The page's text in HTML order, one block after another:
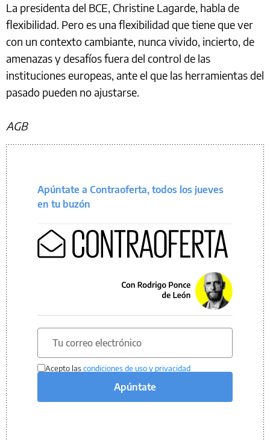
La presidenta del BCE, Christine Lagarde, habla de
flexibilidad. Pero es una flexibilidad que tiene que ver
con un contexto cambiante, nunca vivido, incierto, de
amenazas y desafíos fuera del control de las
instituciones europeas, ante el que las herramientas del
pasado pueden no ajustarse.
AGB
Apúntate a Contraoferta, todos los jueves
en tu buzón
Acepto lascondiciones de uso y privacidad
Apúntate